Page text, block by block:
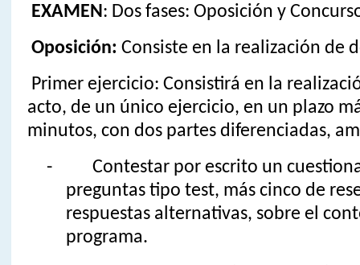
EXAMEN: Dos fases: Oposición y
Oposición: Consiste en la realización de
Primer ejercicio: Consistirá en la
acto, de un único ejercicio, en un plazo
minutos, con dos partes diferenciadas,
- Contestar por escrito un
preguntas tipo test, más cinco de
respuestas alternativas, sobre el
programa.